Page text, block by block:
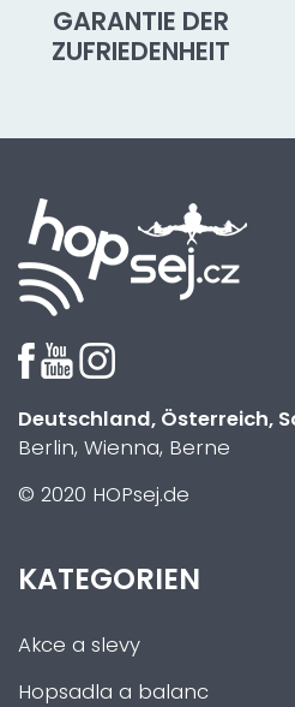
GARANTIE DER
ZUFRIEDENHEIT
Deutschland, Österreich,
Berlin, Wienna, Berne
© 2020 HOPsej.de
KATEGORIEN
Akce a slevy
Hopsadla a balanc